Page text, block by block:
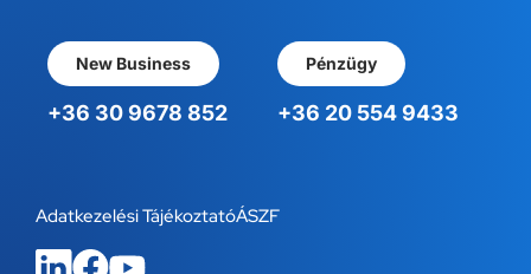
New Business
+36 30 9678 852
Pénzügy
+36 20 554 9433
Adatkezelési TájékoztatóÁSZF